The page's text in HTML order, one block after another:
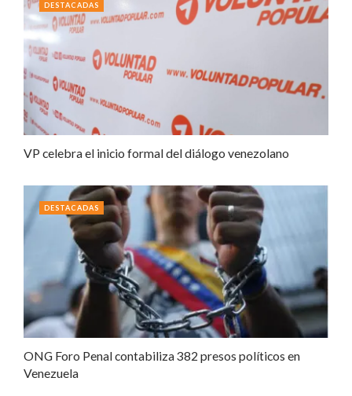
VP celebra el inicio formal del diálogo venezolano
DESTACADAS
ONG Foro Penal contabiliza 382 presos políticos en
Venezuela
DESTACADAS